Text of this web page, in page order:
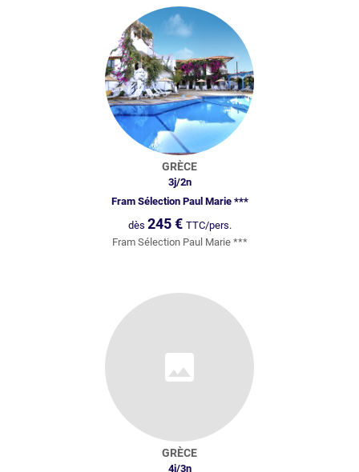
GRÈCE
3j/2n
Fram Sélection Paul Marie ***
dès 245€ TTC/pers.
Fram Sélection Paul Marie ***
GRÈCE
4j/3n